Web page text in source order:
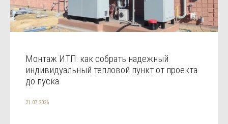
Монтаж ИТП: как собрать надежный
индивидуальный тепловой пункт от проекта
до пуска
21.07.2026